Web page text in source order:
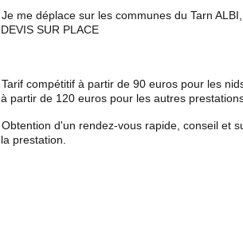
Je me déplace sur les communes du Tarn
DEVIS SUR PLACE
Tarif compétitif à partir de 90 euros pour les
à partir de 120 euros pour les autres
Obtention d'un rendez-vous rapide, conseil et
la prestation.